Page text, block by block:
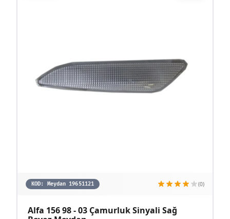
KOD: Meydan 19651121 (0)
Alfa 156 98 - 03 Çamurluk Sinyali Sağ